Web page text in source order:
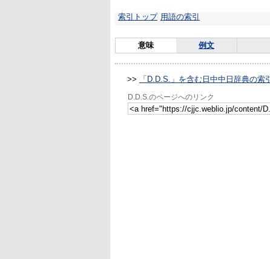
索引トップ 用語の索引
意味 例文
>> 「D.D.S.」を含む日中中日辞典の索引
D.D.S.のページへのリンク